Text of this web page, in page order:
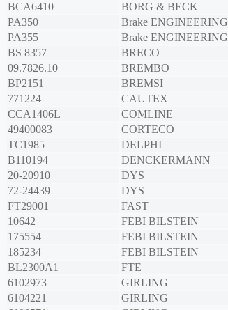
BCA6410
BORG & BECK
PA350
Brake ENGINEERING
PA355
Brake ENGINEERING
BS 8357
BRECO
09.7826.10
BREMBO
BP2151
BREMSI
771224
CAUTEX
CCA1406L
COMLINE
49400083
CORTECO
TC1985
DELPHI
B110194
DENCKERMANN
20-20910
DYS
72-24439
DYS
FT29001
FAST
10642
FEBI BILSTEIN
175554
FEBI BILSTEIN
185234
FEBI BILSTEIN
BL2300A1
FTE
6102973
GIRLING
6104221
GIRLING